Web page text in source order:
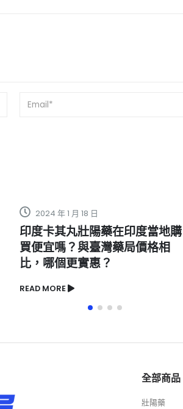
2023 年 7 月 10 日
解密印度神油：真相揭露、效果
評析及購買指南
全部商品
壯陽藥